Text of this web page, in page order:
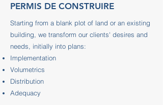
PERMIS DE CONSTRUIRE
Starting from a blank plot of land or an existing
building, we transform our clients' desires and
needs, initially into plans:
Implementation
Volumetrics
Distribution
Adequacy